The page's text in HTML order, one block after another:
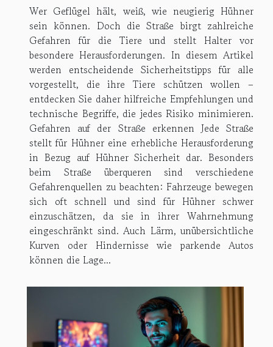
Wer Geflügel hält, weiß, wie neugierig Hühner
sein können. Doch die Straße birgt zahlreiche
Gefahren für die Tiere und stellt Halter vor
besondere Herausforderungen. In diesem Artikel
werden entscheidende Sicherheitstipps für alle
vorgestellt, die ihre Tiere schützen wollen –
entdecken Sie daher hilfreiche Empfehlungen und
technische Begriffe, die jedes Risiko minimieren.
Gefahren auf der Straße erkennen Jede Straße
stellt für Hühner eine erhebliche Herausforderung
in Bezug auf Hühner Sicherheit dar. Besonders
beim Straße überqueren sind verschiedene
Gefahrenquellen zu beachten: Fahrzeuge bewegen
sich oft schnell und sind für Hühner schwer
einzuschätzen, da sie in ihrer Wahrnehmung
eingeschränkt sind. Auch Lärm, unübersichtliche
Kurven oder Hindernisse wie parkende Autos
können die Lage...